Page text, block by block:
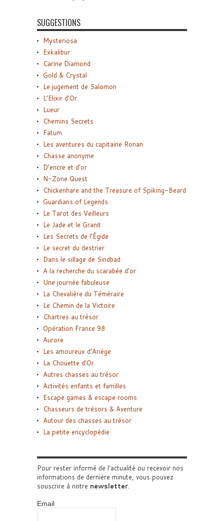
SUGGESTIONS
Mysteriosa
Exkalibur
Carine Diamond
Gold & Crystal
Le jugement de Salomon
L’Elixir d’Or
Lueur
Chemins Secrets
Fatum
Les aventures du capitaine Ronan
Chasse anonyme
D’encre et d’or
N-Zone Quest
Chickenhare and the Treasure of Spiking-Beard
Guardians of Legends
Le Tarot des Veilleurs
Le Jade et le Granit
Les Secrets de l’Égide
Le secret du destrier
Dans le sillage de Sindbad
A la recherche du scarabée d’or
Une journée fabuleuse
La Chevalière du Téméraire
Le Chemin de la Victoire
Chartres au trésor
Opération France 98
Aurore
Les amoureux d’Ariège
La Chouette d’Or
Autres chasses au trésor
Activités enfants et familles
Escape games & escape rooms
Chasseurs de trésors & Aventure
Autour des chasses au trésor
La petite encyclopédie
Pour rester informé de l'actualité ou recevoir nos
informations de dernière minute, vous pouvez
souscrire à notre newsletter.
Email